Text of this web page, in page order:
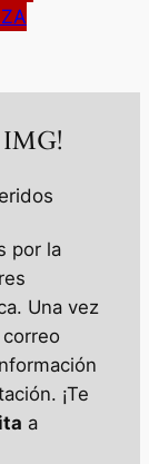
IMG!
por la
Una vez
¡Te
a